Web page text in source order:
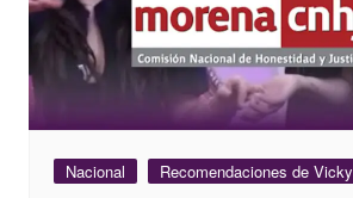
Nacional Recomendaciones de Vicky